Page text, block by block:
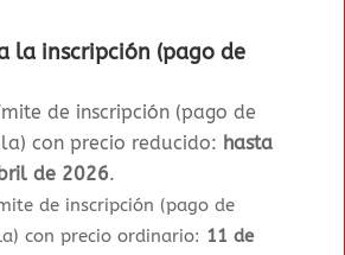
la inscripción (pago de
de inscripción (pago de
con precio reducido: hasta
de 2026.
de inscripción (pago de
con precio ordinario: 11 de